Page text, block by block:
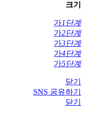
크기
가1단계
가2단계
가3단계
가4단계
가5단계
닫기
SNS 공유하기
닫기